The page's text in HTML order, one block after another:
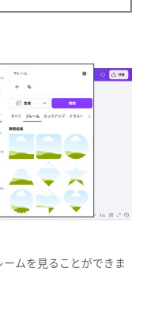
ームを見ることができま